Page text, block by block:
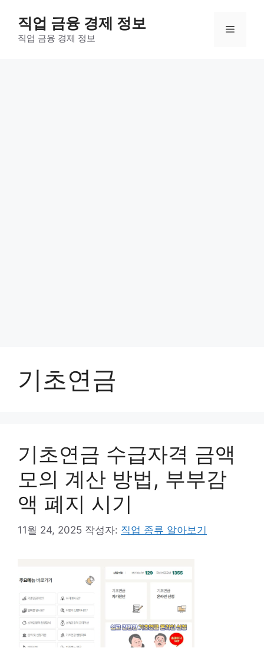
직업 금융 경제 정보
직업 금융 경제 정보
메
기초연금
기초연금 수급자격 금액
모의 계산 방법, 부부감
액 폐지 시기
11월 24, 2025 작성자: 직업 종류 알아보기